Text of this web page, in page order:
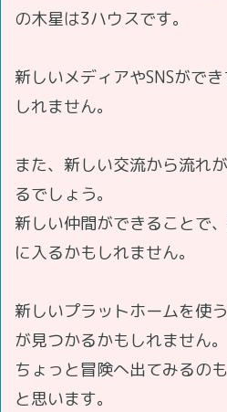
の木星は3ハウスです。
新しいメディアやSNSがで
しれません。
また、新しい交流から流れ
るでしょう。
新しい仲間ができることで
に入るかもしれません。
新しいプラットホームを使
が見つかるかもしれません。
ちょっと冒険へ出てみるの
と思います。